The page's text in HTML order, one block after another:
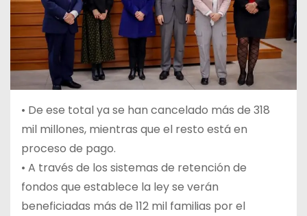
• De ese total ya se han cancelado más de 318
mil millones, mientras que el resto está en
proceso de pago.
• A través de los sistemas de retención de
fondos que establece la ley se verán
beneficiadas más de 112 mil familias por el